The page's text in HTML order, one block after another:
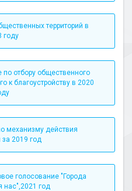
территорий в
году
по отбору общественного
к благоустройству в 2020
механизму действия
2019 год
голосование "Города
нас",2021 год